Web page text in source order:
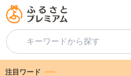
注目ワード